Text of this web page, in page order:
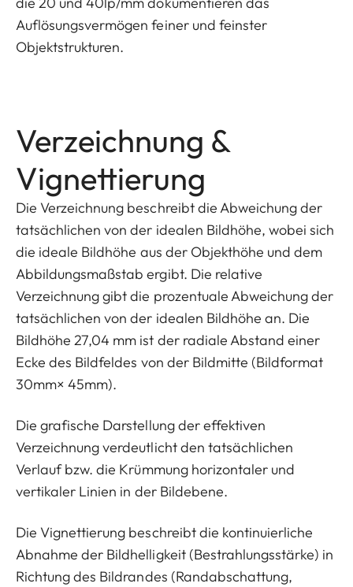
Auflösungsvermögen feiner und feinster
Objektstrukturen.
Verzeichnung &
Vignettierung
Die Verzeichnung beschreibt die Abweichung der
tatsächlichen von der idealen Bildhöhe, wobei sich
die ideale Bildhöhe aus der Objekthöhe und dem
Abbildungsmaßstab ergibt. Die relative
Verzeichnung gibt die prozentuale Abweichung der
tatsächlichen von der idealen Bildhöhe an. Die
Bildhöhe 27,04 mm ist der radiale Abstand einer
Ecke des Bildfeldes von der Bildmitte (Bildformat
30mm× 45mm).
Die grafische Darstellung der effektiven
Verzeichnung verdeutlicht den tatsächlichen
Verlauf bzw. die Krümmung horizontaler und
vertikaler Linien in der Bildebene.
Die Vignettierung beschreibt die kontinuierliche
Abnahme der Bildhelligkeit (Bestrahlungsstärke) in
Richtung des Bildrandes (Randabschattung,